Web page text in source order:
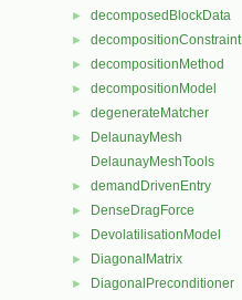
► decomposedBlockData
► decompositionConstraint
► decompositionMethod
► decompositionModel
► degenerateMatcher
►
DelaunayMesh
DelaunayMeshTools
► demandDrivenEntry
► DenseDragForce
► DevolatilisationModel
► DiagonalMatrix
► DiagonalPreconditioner